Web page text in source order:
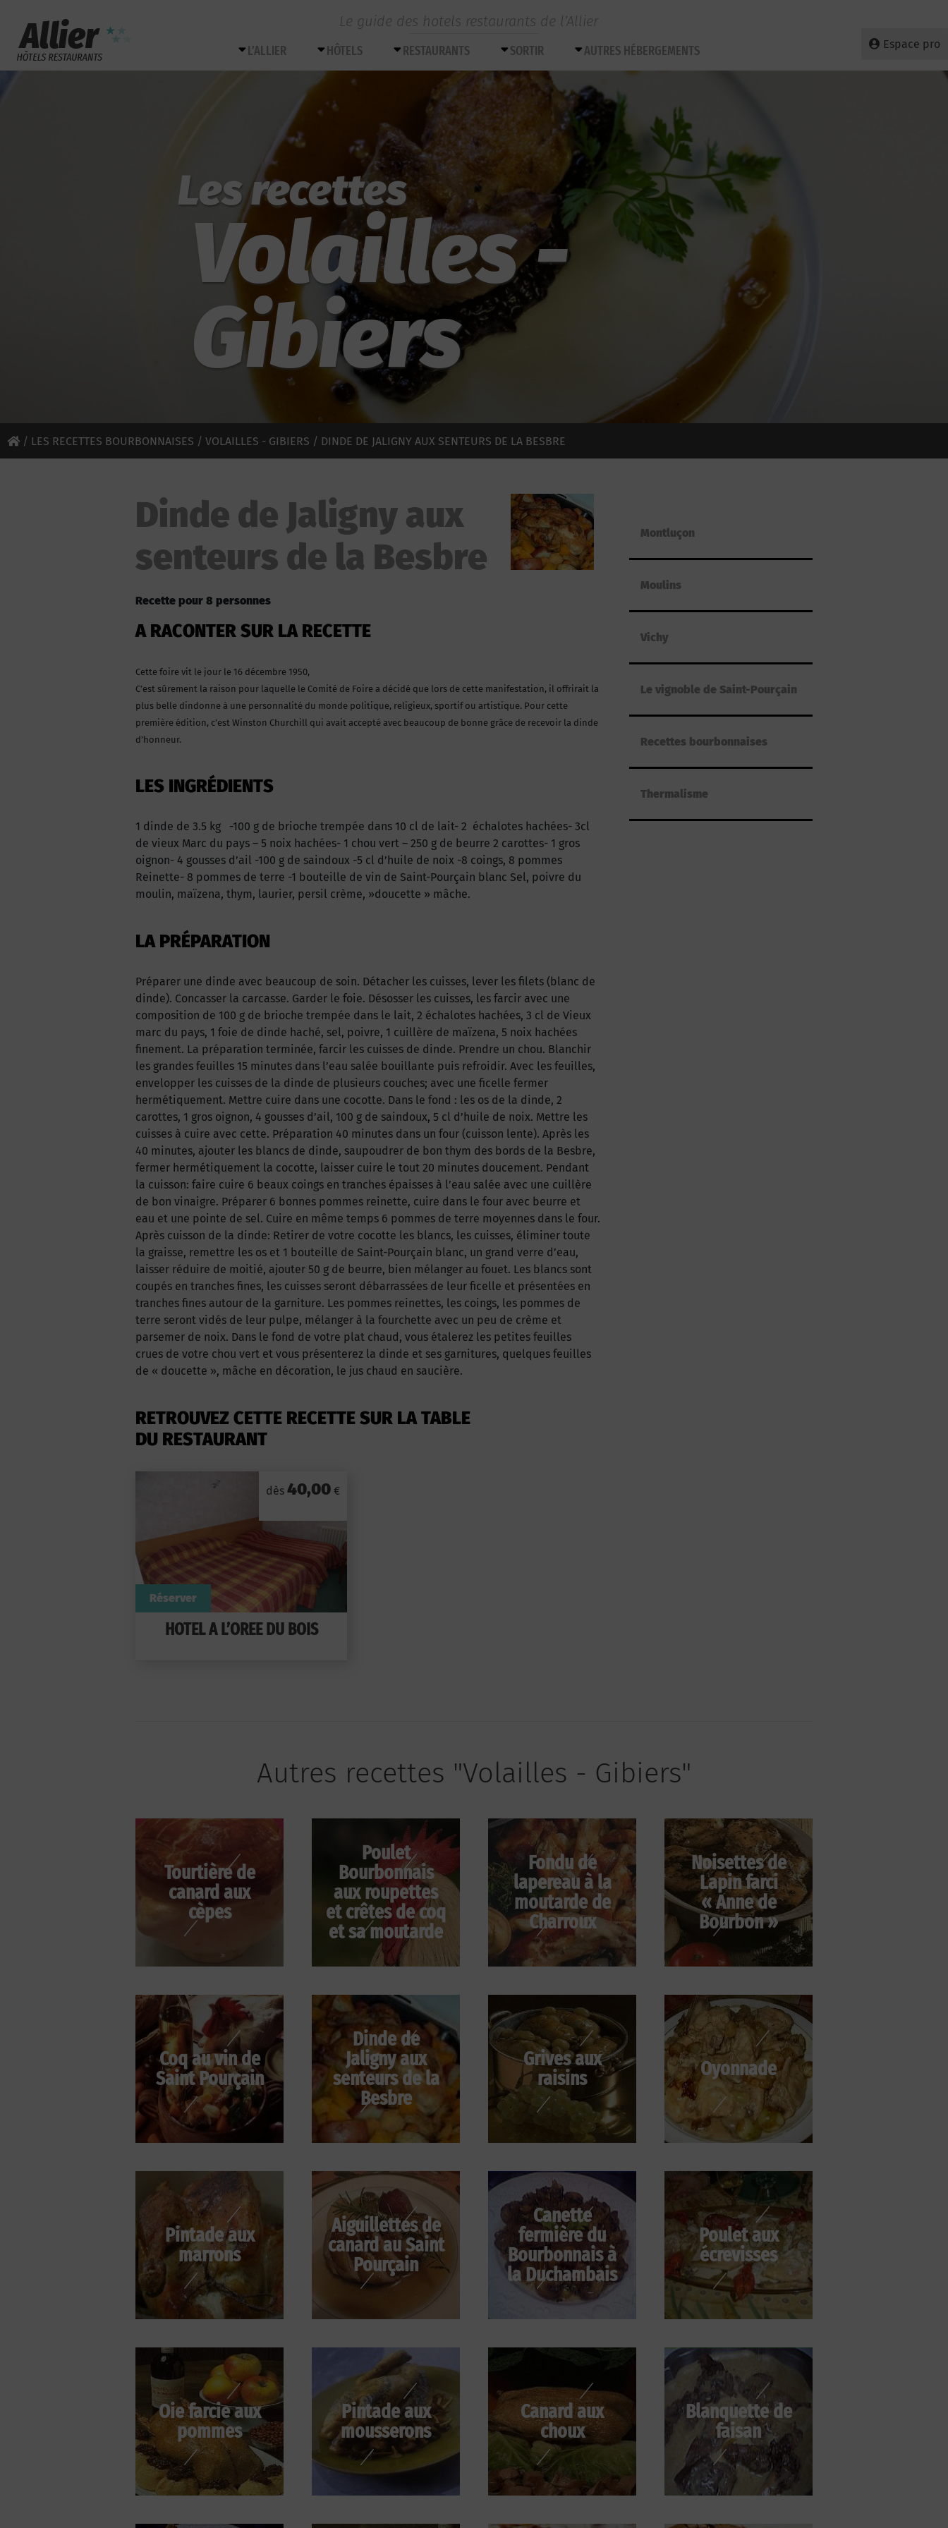
Le guide des hotels restaurants de l’Allier
Espace pro
L’ALLIER HÔTELS RESTAURANTS SORTIR AUTRES HÉBERGEMENTS
Les recettes
Volailles -
Gibiers
/ LES RECETTES BOURBONNAISES / VOLAILLES - GIBIERS / DINDE DE JALIGNY AUX SENTEURS DE LA BESBRE
Dinde de Jaligny aux
senteurs de la Besbre
Recette pour 8 personnes
A RACONTER SUR LA RECETTE
Cette foire vit le jour le 16 décembre 1950,
C’est sûrement la raison pour laquelle le Comité de Foire a décidé que lors de cette manifestation, il offrirait la
plus belle dindonne à une personnalité du monde politique, religieux, sportif ou artistique. Pour cette
première édition, c’est Winston Churchill qui avait accepté avec beaucoup de bonne grâce de recevoir la dinde
d’honneur.
LES INGRÉDIENTS
1 dinde de 3.5 kg -100 g de brioche trempée dans 10 cl de lait- 2 échalotes hachées- 3cl
de vieux Marc du pays – 5 noix hachées- 1 chou vert – 250 g de beurre 2 carottes- 1 gros
oignon- 4 gousses d’ail -100 g de saindoux -5 cl d’huile de noix -8 coings, 8 pommes
Reinette- 8 pommes de terre -1 bouteille de vin de Saint-Pourçain blanc Sel, poivre du
moulin, maïzena, thym, laurier, persil crème, »doucette » mâche.
LA PRÉPARATION
Préparer une dinde avec beaucoup de soin. Détacher les cuisses, lever les filets (blanc de
dinde). Concasser la carcasse. Garder le foie. Désosser les cuisses, les farcir avec une
composition de 100 g de brioche trempée dans le lait, 2 échalotes hachées, 3 cl de Vieux
marc du pays, 1 foie de dinde haché, sel, poivre, 1 cuillère de maïzena, 5 noix hachées
finement. La préparation terminée, farcir les cuisses de dinde. Prendre un chou. Blanchir
les grandes feuilles 15 minutes dans l’eau salée bouillante puis refroidir. Avec les feuilles,
envelopper les cuisses de la dinde de plusieurs couches; avec une ficelle fermer
hermétiquement. Mettre cuire dans une cocotte. Dans le fond : les os de la dinde, 2
carottes, 1 gros oignon, 4 gousses d’ail, 100 g de saindoux, 5 cl d’huile de noix. Mettre les
cuisses à cuire avec cette. Préparation 40 minutes dans un four (cuisson lente). Après les
40 minutes, ajouter les blancs de dinde, saupoudrer de bon thym des bords de la Besbre,
fermer hermétiquement la cocotte, laisser cuire le tout 20 minutes doucement. Pendant
la cuisson: faire cuire 6 beaux coings en tranches épaisses à l’eau salée avec une cuillère
de bon vinaigre. Préparer 6 bonnes pommes reinette, cuire dans le four avec beurre et
eau et une pointe de sel. Cuire en même temps 6 pommes de terre moyennes dans le four.
Après cuisson de la dinde: Retirer de votre cocotte les blancs, les cuisses, éliminer toute
la graisse, remettre les os et 1 bouteille de Saint-Pourçain blanc, un grand verre d’eau,
laisser réduire de moitié, ajouter 50 g de beurre, bien mélanger au fouet. Les blancs sont
coupés en tranches fines, les cuisses seront débarrassées de leur ficelle et présentées en
tranches fines autour de la garniture. Les pommes reinettes, les coings, les pommes de
terre seront vidés de leur pulpe, mélanger à la fourchette avec un peu de crème et
parsemer de noix. Dans le fond de votre plat chaud, vous étalerez les petites feuilles
crues de votre chou vert et vous présenterez la dinde et ses garnitures, quelques feuilles
de « doucette », mâche en décoration, le jus chaud en saucière.
RETROUVEZ CETTE RECETTE SUR LA TABLE
DU RESTAURANT
HOTEL A L’OREE DU BOIS
dès 40,00 €
Réserver
Montluçon
Moulins
Vichy
Le vignoble de Saint-Pourçain
Recettes bourbonnaises
Thermalisme
Autres recettes "Volailles - Gibiers"
Tourtière de
canard aux
cèpes
Poulet
Bourbonnais
aux roupettes
et crêtes de coq
et sa moutarde
Fondu de
lapereau à la
moutarde de
Charroux
Noisettes de
Lapin farci
« Anne de
Bourbon »
Coq au vin de
Saint Pourçain
Dinde de
Jaligny aux
senteurs de la
Besbre
Grives aux
raisins
Oyonnade
Pintade aux
marrons
Aiguillettes de
canard au Saint
Pourçain
Canette
fermière du
Bourbonnais à
la Duchambais
Poulet aux
écrevisses
Oie farcie aux
pommes
Pintade aux
mousserons
Canard aux
choux
Blanquette de
faisan